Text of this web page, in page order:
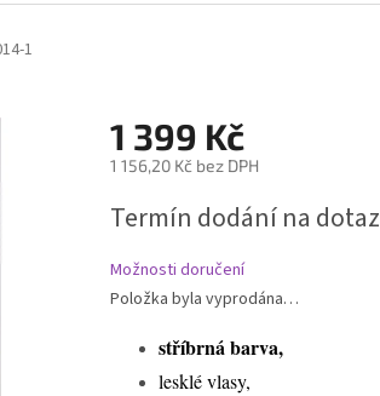
1
1 399 Kč
1 156,20 Kč bez DPH
cena:
Termín dodání na dotaz
Možnosti doručení
Položka byla vyprodána…
stříbrná barva,
lesklé vlasy,